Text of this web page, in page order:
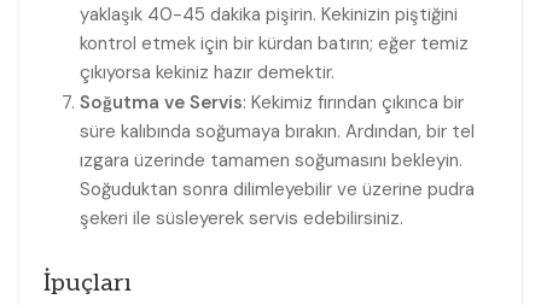
yaklaşık 40-45 dakika pişirin. Kekinizin piştiğini
kontrol etmek için bir kürdan batırın; eğer temiz
çıkıyorsa kekiniz hazır demektir.
Soğutma ve Servis: Kekimiz fırından çıkınca bir
süre kalıbında soğumaya bırakın. Ardından, bir tel
ızgara üzerinde tamamen soğumasını bekleyin.
Soğuduktan sonra dilimleyebilir ve üzerine pudra
şekeri ile süsleyerek servis edebilirsiniz.
İpuçları